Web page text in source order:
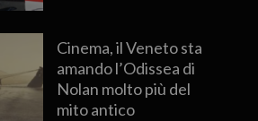
Cinema, il Veneto sta
amando l’Odissea di
Nolan molto più del
mito antico